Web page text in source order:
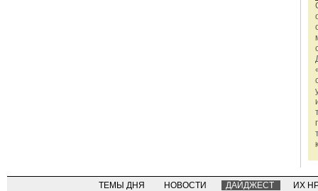
ТЕМЫ ДНЯ НОВОСТИ ДАЙДЖЕСТ ИХ